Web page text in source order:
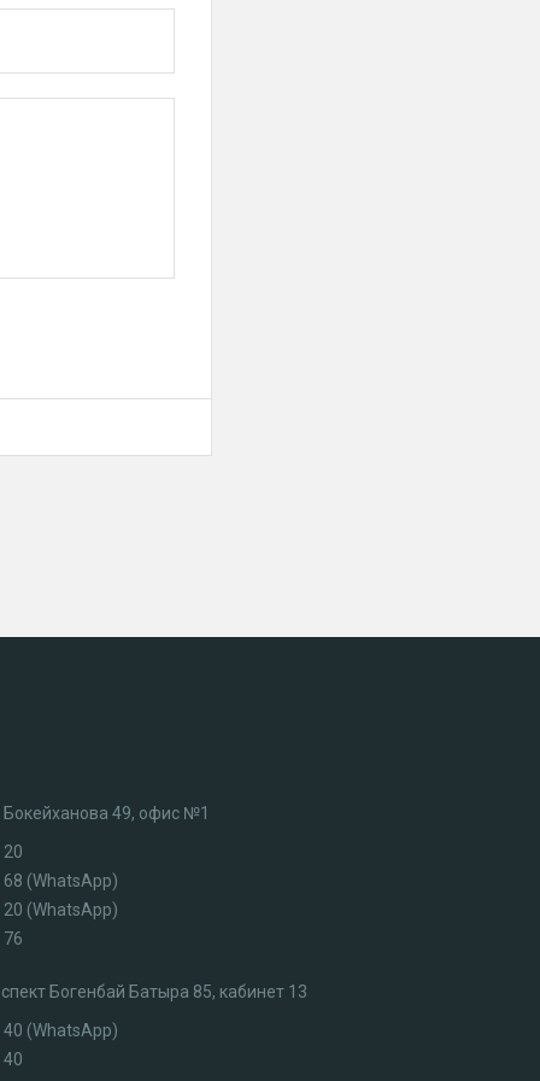
Бокейханова 49, офис №1
20
68 (WhatsApp)
20 (WhatsApp)
76
Богенбай Батыра 85, кабинет 13
40 (WhatsApp)
40